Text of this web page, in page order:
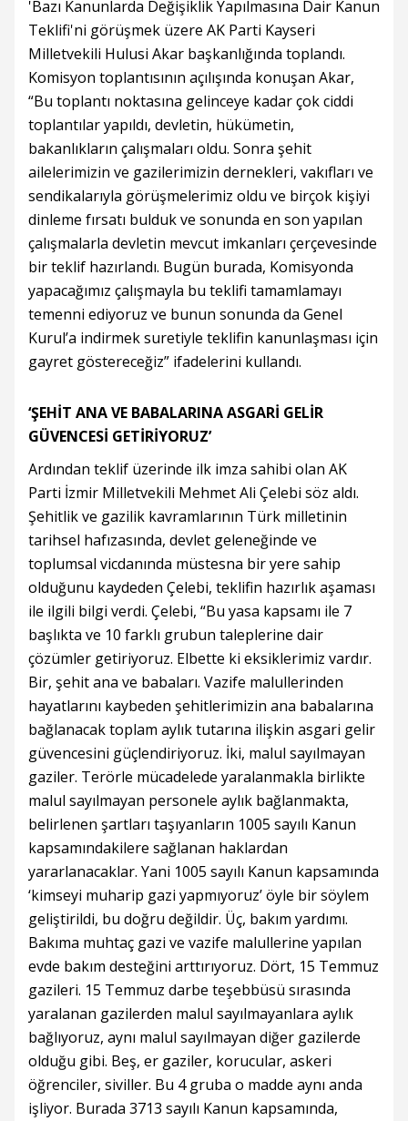
'Bazı Kanunlarda Değişiklik Yapılmasına Dair Kanun
Teklifi'ni görüşmek üzere AK Parti Kayseri
Milletvekili Hulusi Akar başkanlığında toplandı.
Komisyon toplantısının açılışında konuşan Akar,
“Bu toplantı noktasına gelinceye kadar çok ciddi
toplantılar yapıldı, devletin, hükümetin,
bakanlıkların çalışmaları oldu. Sonra şehit
ailelerimizin ve gazilerimizin dernekleri, vakıfları ve
sendikalarıyla görüşmelerimiz oldu ve birçok kişiyi
dinleme fırsatı bulduk ve sonunda en son yapılan
çalışmalarla devletin mevcut imkanları çerçevesinde
bir teklif hazırlandı. Bugün burada, Komisyonda
yapacağımız çalışmayla bu teklifi tamamlamayı
temenni ediyoruz ve bunun sonunda da Genel
Kurul’a indirmek suretiyle teklifin kanunlaşması için
gayret göstereceğiz” ifadelerini kullandı.
‘ŞEHİT ANA VE BABALARINA ASGARİ GELİR
GÜVENCESİ GETİRİYORUZ’
Ardından teklif üzerinde ilk imza sahibi olan AK
Parti İzmir Milletvekili Mehmet Ali Çelebi söz aldı.
Şehitlik ve gazilik kavramlarının Türk milletinin
tarihsel hafızasında, devlet geleneğinde ve
toplumsal vicdanında müstesna bir yere sahip
olduğunu kaydeden Çelebi, teklifin hazırlık aşaması
ile ilgili bilgi verdi. Çelebi, “Bu yasa kapsamı ile 7
başlıkta ve 10 farklı grubun taleplerine dair
çözümler getiriyoruz. Elbette ki eksiklerimiz vardır.
Bir, şehit ana ve babaları. Vazife malullerinden
hayatlarını kaybeden şehitlerimizin ana babalarına
bağlanacak toplam aylık tutarına ilişkin asgari gelir
güvencesini güçlendiriyoruz. İki, malul sayılmayan
gaziler. Terörle mücadelede yaralanmakla birlikte
malul sayılmayan personele aylık bağlanmakta,
belirlenen şartları taşıyanların 1005 sayılı Kanun
kapsamındakilere sağlanan haklardan
yararlanacaklar. Yani 1005 sayılı Kanun kapsamında
‘kimseyi muharip gazi yapmıyoruz’ öyle bir söylem
geliştirildi, bu doğru değildir. Üç, bakım yardımı.
Bakıma muhtaç gazi ve vazife malullerine yapılan
evde bakım desteğini arttırıyoruz. Dört, 15 Temmuz
gazileri. 15 Temmuz darbe teşebbüsü sırasında
yaralanan gazilerden malul sayılmayanlara aylık
bağlıyoruz, aynı malul sayılmayan diğer gazilerde
olduğu gibi. Beş, er gaziler, korucular, askeri
öğrenciler, siviller. Bu 4 gruba o madde aynı anda
işliyor. Burada 3713 sayılı Kanun kapsamında,